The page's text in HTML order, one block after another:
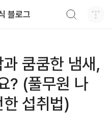
블로그
쿰쿰한 냄새,
? (풀무원 나
섭취법)